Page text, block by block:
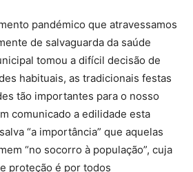
pandémico que atravessamos
de salvaguarda da saúde
tomou a difícil decisão de
habituais, as tradicionais festas
tão importantes para o nosso
comunicado a edilidade esta
“a importância” que aquelas
“no socorro à população”, cuja
proteção é por todos